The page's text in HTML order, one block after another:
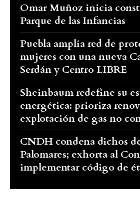
Omar Muñoz inicia
Parque de las Infancias
Puebla amplía red de
mujeres con una nueva
Serdán y Centro LIBRE
Sheinbaum redefine su
energética: prioriza
explotación de gas no
CNDH condena dichos
Palomares; exhorta al
implementar código de